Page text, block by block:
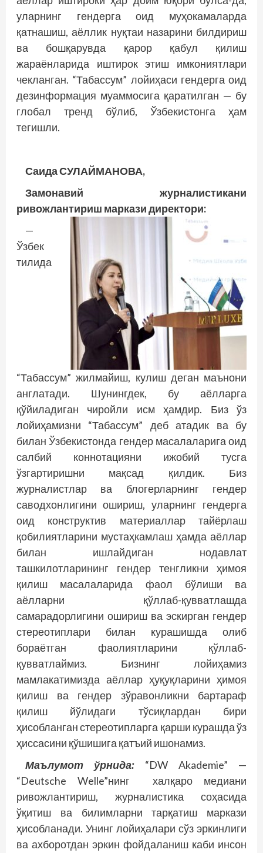
уларнинг гендерга оид муҳокамаларда
қатнашиш, аёллик нуқтаи назарини билдириш
ва бошқарувда қарор қабул қилиш
жараёнларида иштирок этиш имкониятлари
чекланган. “Табассум” лойиҳаси гендерга оид
дезинформация муаммосига қаратилган — бу
глобал тренд бўлиб, Ўзбекистонга ҳам
тегишли.
Саида СУЛАЙМАНОВА,
Замонавий журналистикани
ривожлантириш маркази директори:
—
Ўзбек
тилида
“Табассум” жилмайиш, кулиш деган маънони
англатади. Шунингдек, бу аёлларга
қўйиладиган чиройли исм ҳамдир. Биз ўз
лойиҳамизни “Табассум” деб атадик ва бу
билан Ўзбекистонда гендер масалаларига оид
салбий коннотацияни ижобий тусга
ўзгартиришни мақсад қилдик. Биз
журналистлар ва блогерларнинг гендер
саводхонлигини ошириш, уларнинг гендерга
оид конструктив материаллар тайёрлаш
қобилиятларини мустаҳкамлаш ҳамда аёллар
билан ишлайдиган нодавлат
ташкилотларининг гендер тенгликни ҳимоя
қилиш масалаларида фаол бўлиши ва
аёлларни қўллаб-қувватлашда
самарадорлигини ошириш ва эскирган гендер
стереотиплари билан курашишда олиб
бораётган фаолиятларини қўллаб-
қувватлаймиз. Бизнинг лойиҳамиз
мамлакатимизда аёллар ҳуқуқларини ҳимоя
қилиш ва гендер зўравонликни бартараф
қилиш йўлидаги тўсиқлардан бири
ҳисобланган стереотипларга қарши курашда ўз
ҳиссасини қўшишига қатъий ишонамиз.
Маълумот ўрнида:“DW Akademie” —
“Deutsche Welle”нинг халқаро медиани
ривожлантириш, журналистика соҳасида
ўқитиш ва билимларни тарқатиш маркази
ҳисобланади. Унинг лойиҳалари сўз эркинлиги
ва ахборотдан эркин фойдаланиш каби инсон